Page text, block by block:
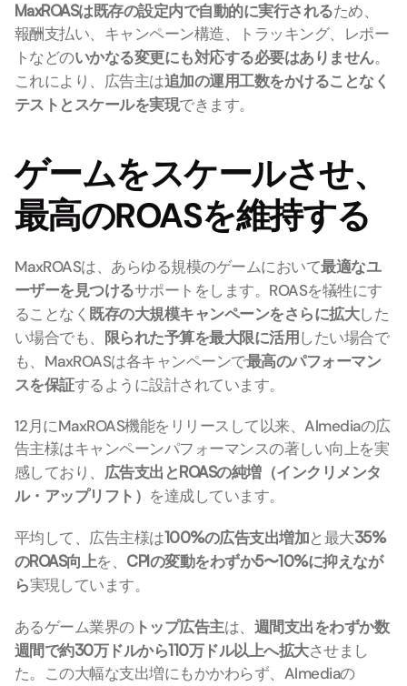
MaxROASは既存の設定内で自動的に実行されるため、
報酬支払い、キャンペーン構造、トラッキング、レポー
トなどのいかなる変更にも対応する必要はありません。
これにより、広告主は追加の運用工数をかけることなく
テストとスケールを実現できます。
ゲームをスケールさせ、
最高のROASを維持する
MaxROASは、あらゆる規模のゲームにおいて最適なユ
ーザーを見つけるサポートをします。ROASを犠牲にす
ることなく 既存の大規模キャンペーンをさらに拡大した
い場合でも、 限られた予算を最大限に活用 したい場合で
も、MaxROASは各キャンペーンで最高のパフォーマン
スを保証するように設計されています。
12月にMaxROAS機能をリリースして以来、Almediaの広
告主様はキャンペーンパフォーマンスの著しい向上を実
感しており、
広告支出とROASの純増（インクリメンタ
ル・アップリフト） を達成しています。
平均して、広告主様は100%の広告支出増加と最大35%
のROAS向上を、 CPIの変動をわずか5〜10%に抑えなが
ら実現しています。
あるゲーム業界のトップ広告主は、 週間支出をわずか数
週間で約30万ドルから110万ドル以上へ拡大させまし
た。この大幅な支出増にもかかわらず、Almediaの